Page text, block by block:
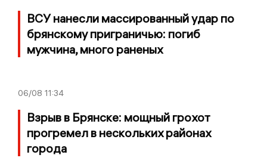
ВСУ нанесли массированный удар по
брянскому приграничью: погиб
мужчина, много раненых
06/08 11:34
Взрыв в Брянске: мощный грохот
прогремел в нескольких районах
города